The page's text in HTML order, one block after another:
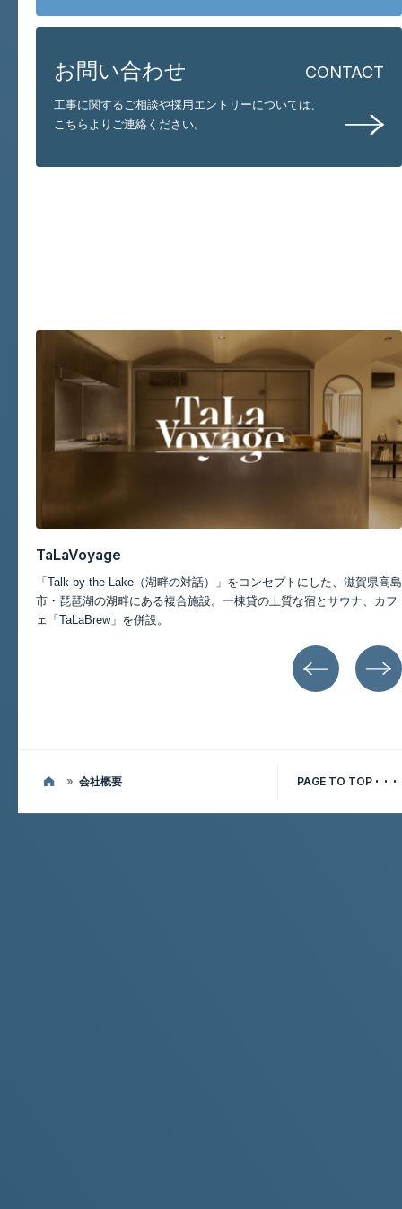
お問い合わせ CONTACT
工事に関するご相談や採用エントリーについては、
こちらよりご連絡ください。
記事一覧
TaLaVoyage
「Talk by the Lake（湖畔の対話）」をコンセプトにした、滋賀県高島
市・琵琶湖の湖畔にある複合施設。一棟貸の上質な宿とサウナ、カフ
ェ「TaLaBrew」を併設。
» 会社概要 PAGE TO TOP